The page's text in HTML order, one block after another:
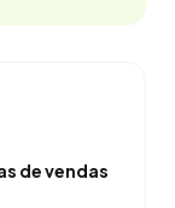
de vendas